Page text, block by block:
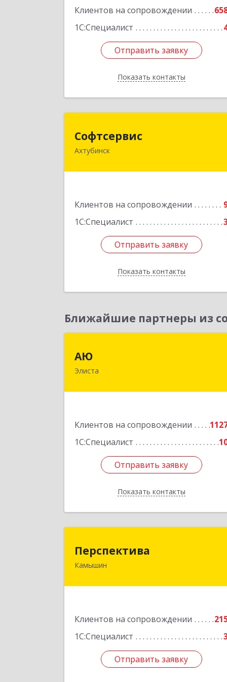
Клиентов на сопровождении
1С:Специалист
Отправить заявку
Показать контакты
Отправить заявку
Назад
Софтсервис
Ахтубинск
Клиентов на сопровождении
1С:Специалист
Отправить заявку
Показать контакты
Отправить заявку
Назад
Ближайшие партнеры из
АЮ
Элиста
Клиентов на сопровождении
1С:Специалист
Отправить заявку
Показать контакты
358009, Калмыкия Респ, Элиста г,
Отправить заявку
Назад
Перспектива
Камышин
Клиентов на сопровождении
1С:Специалист
Отправить заявку
403850, Волгоградская обл, Камышин
Отправить заявку